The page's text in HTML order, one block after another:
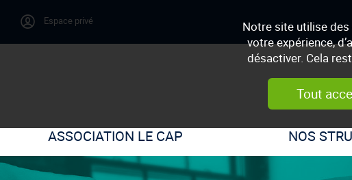
Notre site utilise
votre expérience,
désactiver. Cela
Tout
ASSOCIATION LE CAP NOS